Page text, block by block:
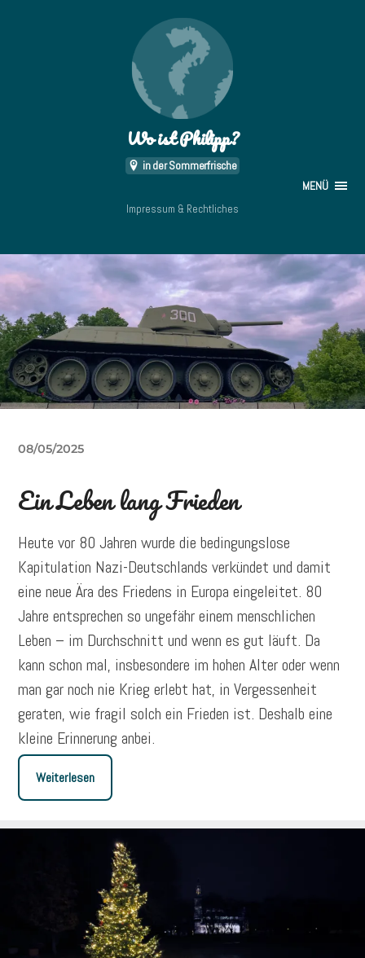
Wo ist Philipp?
in der Sommerfrische
MENÜ
Impressum & Rechtliches
08/05/2025
Ein Leben lang Frieden
Heute vor 80 Jahren wurde die bedingungslose
Kapitulation Nazi-Deutschlands verkündet und damit
eine neue Ära des Friedens in Europa eingeleitet. 80
Jahre entsprechen so ungefähr einem menschlichen
Leben – im Durchschnitt und wenn es gut läuft. Da
kann schon mal, insbesondere im hohen Alter oder wenn
man gar noch nie Krieg erlebt hat, in Vergessenheit
geraten, wie fragil solch ein Frieden ist. Deshalb eine
kleine Erinnerung anbei.
Weiterlesen